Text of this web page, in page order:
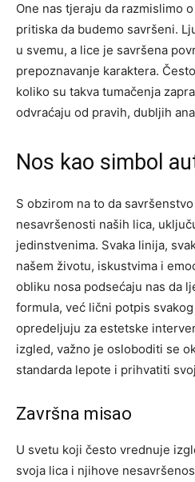
One nas tjeraju da razmislimo
pritiska da budemo savršeni.
u svemu, a lice je savršena
prepoznavanje karaktera.
koliko su takva tumačenja
odvraćaju od pravih, dubljih
Nos kao simbol
S obzirom na to da
nesavršenosti naših lica,
jedinstvenima. Svaka linija,
našem životu, iskustvima i
obliku nosa podsećaju nas da
formula, već lični potpis
opredeljuju za estetske
izgled, važno je osloboditi se
standarda lepote i prihvatiti
Završna misao
U svetu koji često vrednuje
svoja lica i njihove